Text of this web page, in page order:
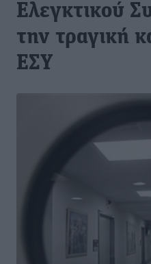
Ελεγκτικού
την τραγική
ΕΣΥ